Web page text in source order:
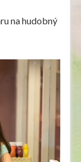
na hudobný